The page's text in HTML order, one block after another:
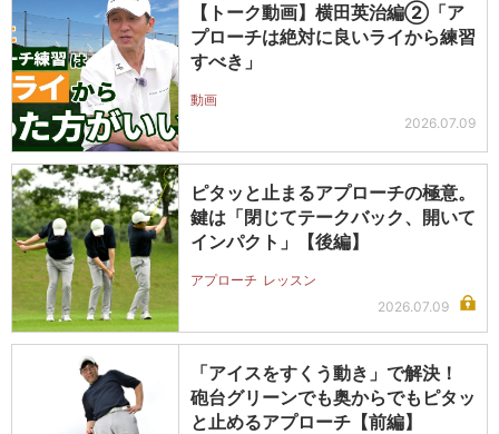
【トーク動画】横田英治編②「ア
プローチは絶対に良いライから練習
すべき」
動画
2026.07.09
ピタッと止まるアプローチの極意。
鍵は「閉じてテークバック、開いて
インパクト」【後編】
アプローチ レッスン
2026.07.09
「アイスをすくう動き」で解決！
砲台グリーンでも奥からでもピタッ
と止めるアプローチ【前編】